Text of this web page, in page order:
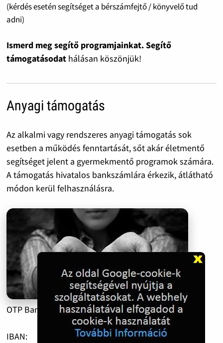
(kérdés esetén segítséget a bérszámfejtő / könyvelő tud
adni)
Ismerd meg segítő programjainkat. Segítő
támogatásodat hálásan köszönjük!
Anyagi támogatás
Az alkalmi vagy rendszeres anyagi támogatás sok
esetben a működés fenntartását, sőt akár életmentő
segítséget jelent a gyermekmentő programok számára.
A támogatás hivatalos bankszámlára érkezik, átlátható
módon kerül felhasználásra.
OTP Bank: 11735005-20510350
IBAN: